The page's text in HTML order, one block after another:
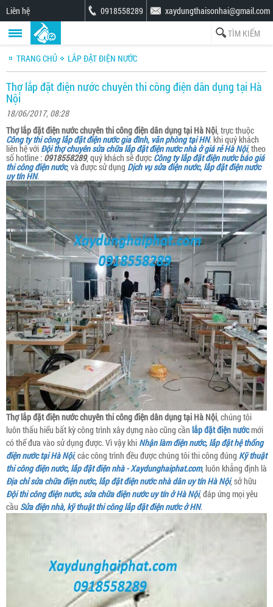
Liên hệ xaydungthaisonhai@gmail.com
0918558289
TRANG CHỦ LẮP ĐẶT ĐIỆN NƯỚC
Thợ lắp đặt điện nước chuyên thi công điện dân dụng tại Hà
Nội
18/06/2017, 08:28
Thợ lắp đặt điện nước chuyên thi công điện dân dụng tại Hà Nội, trực thuộc
Công ty thi công lắp đặt điện nước gia đình, văn phòng tại HN. khi quý khách
liên hệ với Đội thợ chuyên sửa chữa lắp đặt điện nước nhà ở giá rẻ Hà Nội, theo
số hotline : 0918558289, quý khách sẽ được Công ty lắp đặt điện nước báo giá
thi công điện nước, và được sử dụng Dịch vụ sửa điện nước, lắp đặt điện nước
uy tín HN.
Thợ lắp đặt điện nước chuyên thi công điện dân dụng tại Hà Nội, chúng tôi
luôn thấu hiểu bất kỳ công trình xây dựng nào cũng cần lắp đặt điện nướcmới
có thể đưa vào sử dụng được. Vì vậy khi Nhận làm điện nước, lắp đặt hệ thống
điện nước tại Hà Nội, các công trình đều được chúng tôi thi công đúng Kỹ thuật
thi công điện nước, lắp đặt điện nhà - Xaydunghaiphat.com, luôn khẳng định là
Địa chỉ sửa chữa điện nước, lắp đặt điện nước nhà dân uy tín Hà Nội, sở hữu
Đội thi công điện nước, sửa chữa điện nước uy tín ở Hà Nội, đáp ứng mọi yêu
cầu Sửa điện nhà, kỹ thuật thi công lắp đặt điện nước ở HN.